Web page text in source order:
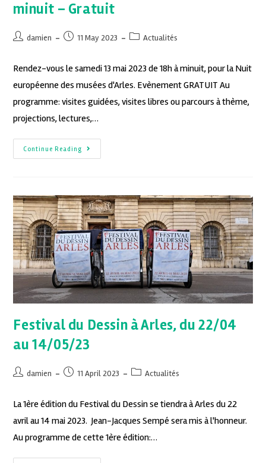
minuit – Gratuit
damien 11 May 2023 Actualités
Rendez-vous le samedi 13 mai 2023 de 18h à minuit, pour la Nuit
européenne des musées d'Arles. Evènement GRATUIT Au
programme: visites guidées, visites libres ou parcours à thème,
projections, lectures,…
Continue Reading
Festival du Dessin à Arles, du 22/04
au 14/05/23
damien 11 April 2023 Actualités
La 1ère édition du Festival du Dessin se tiendra à Arles du 22
avril au 14 mai 2023. Jean-Jacques Sempé sera mis à l'honneur.
Au programme de cette 1ère édition:…